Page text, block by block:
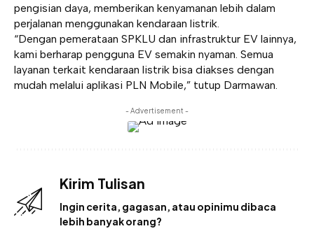
pengisian daya, memberikan kenyamanan lebih dalam
perjalanan menggunakan kendaraan listrik.
“Dengan pemerataan SPKLU dan infrastruktur EV lainnya,
kami berharap pengguna EV semakin nyaman. Semua
layanan terkait kendaraan listrik bisa diakses dengan
mudah melalui aplikasi PLN Mobile,” tutup Darmawan.
- Advertisement -
Kirim Tulisan
Ingin cerita, gagasan, atau opinimu dibaca
lebih banyak orang?